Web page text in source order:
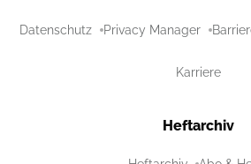
Datenschutz Privacy Manager
Karriere
Heftarchiv